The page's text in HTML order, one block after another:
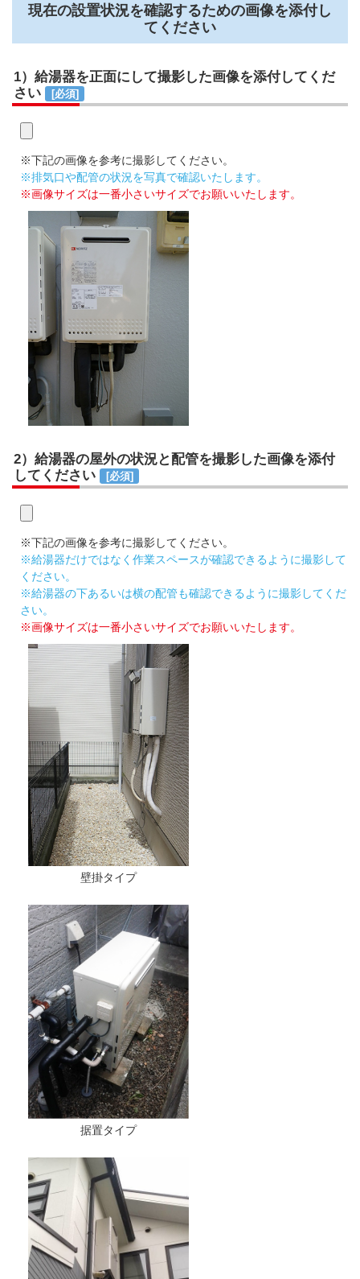
現在の設置状況を確認するための画像を添付し
てください
1）給湯器を正面にして撮影した画像を添付してくだ
さい
[必須]
※下記の画像を参考に撮影してください。
※排気口や配管の状況を写真で確認いたします。
※画像サイズは一番小さいサイズでお願いいたします。
2）給湯器の屋外の状況と配管を撮影した画像を添付
してください
[必須]
※下記の画像を参考に撮影してください。
※給湯器だけではなく作業スペースが確認できるように撮影して
ください。
※給湯器の下あるいは横の配管も確認できるように撮影してくだ
さい。
※画像サイズは一番小さいサイズでお願いいたします。
壁掛タイプ
据置タイプ